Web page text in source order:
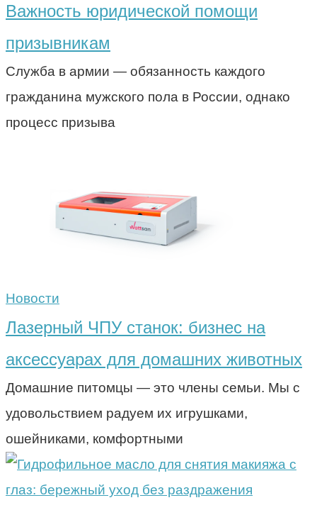
Важность юридической помощи
призывникам
Служба в армии — обязанность каждого
гражданина мужского пола в России, однако
процесс призыва
Новости
Лазерный ЧПУ станок: бизнес на
аксессуарах для домашних животных
Домашние питомцы — это члены семьи. Мы с
удовольствием радуем их игрушками,
ошейниками, комфортными